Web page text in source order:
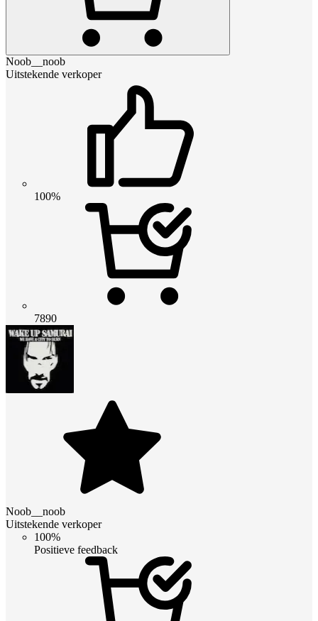
Noob__noob
Uitstekende verkoper
100%
7890
Noob__noob
Uitstekende verkoper
100%
Positieve feedback